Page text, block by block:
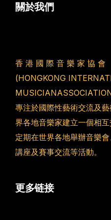
關於我們
香 港 國 際 音 樂 家 協 會
(HONGKONG
專注於國際性藝術交流及
界各地音樂家建立一個相
定期在世界各地舉辦音樂
講座及賽事交流等活動。
更多链接